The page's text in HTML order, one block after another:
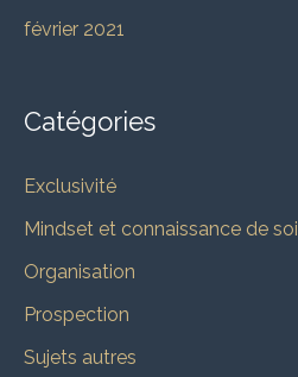
février 2021
Catégories
Exclusivité
Mindset et connaissance de soi
Organisation
Prospection
Sujets autres